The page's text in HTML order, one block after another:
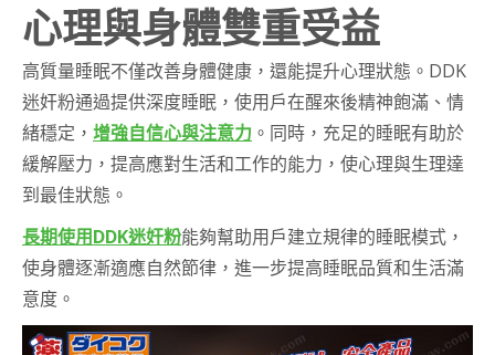
心理與身體雙重受益
高質量睡眠不僅改善身體健康，還能提升心理狀態。DDK
迷奸粉通過提供深度睡眠，使用戶在醒來後精神飽滿、情
緒穩定， 增強自信心與注意力 。同時，充足的睡眠有助於
緩解壓力，提高應對生活和工作的能力，使心理與生理達
到最佳狀態。
長期使用DDK迷奸粉能夠幫助用戶建立規律的睡眠模式，
使身體逐漸適應自然節律，進一步提高睡眠品質和生活滿
意度。